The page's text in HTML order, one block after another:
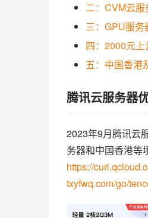
二：CVM云
三：GPU服
四：2000元
五：中国香港
腾讯云服务器
2023年9月腾讯云
务器和中国香港等
https://
txyfwq.com/go/